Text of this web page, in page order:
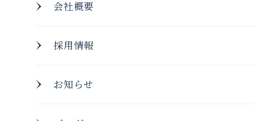
会社概要
採用情報
お知らせ